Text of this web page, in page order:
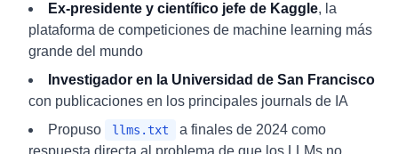
Ex-presidente y científico jefe de Kaggle, la
plataforma de competiciones de machine learning más
grande del mundo
Investigador en la Universidad de San Francisco
con publicaciones en los principales journals de IA
Propuso
llms.txt
a finales de 2024 como
respuesta directa al problema de que los LLMs no